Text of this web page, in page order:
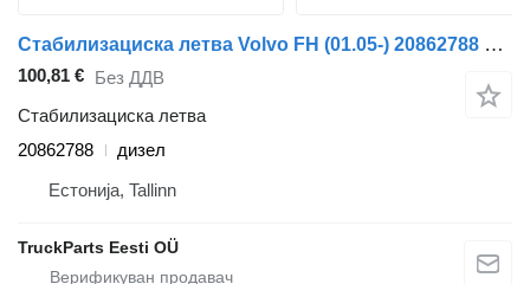
Стабилизациска летва Volvo FH (01.05-) 20862788 за камион влекач Volvo FH12, FH16, NH12, FH, VNL780 (1993-2014)
100,81 € Без ДДВ
Стабилизациска летва
20862788
дизел
Естонија, Tallinn
TruckParts Eesti OÜ